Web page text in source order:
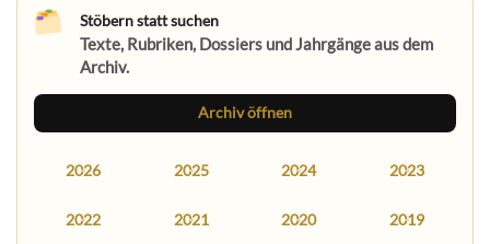
Stöbern statt suchen
Texte, Rubriken, Dossiers und Jahrgänge aus dem
Archiv.
Archiv öffnen
2026 2025 2024 2023
2022 2021 2020 2019